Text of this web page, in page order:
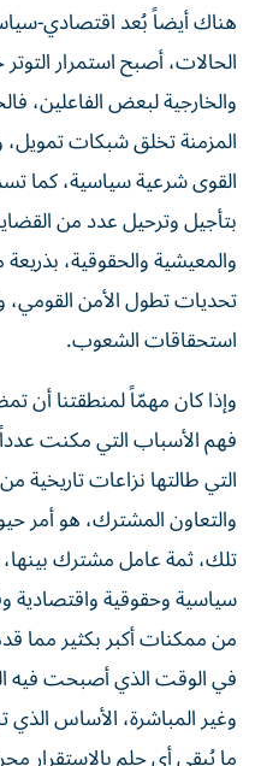
هناك أيضاً بُعد اقتصادي-
الحالات، أصبح استمرار
والخارجية لبعض الفاعلين،
المزمنة تخلق شبكات تمويل،
القوى شرعية سياسية، كما
بتأجيل وترحيل عدد من
والمعيشية والحقوقية،
تحديات تطول الأمن
استحقاقات الشعوب.
وإذا كان مهمّاً لمنطقتنا أن
فهم الأسباب التي مكنت عدداً
التي طالتها نزاعات تاريخية
والتعاون المشترك، هو أمر
تلك، ثمة عامل مشترك
سياسية وحقوقية واقتصادية
من ممكنات أكبر بكثير مما
في الوقت الذي أصبحت فيه
وغير المباشرة، الأساس